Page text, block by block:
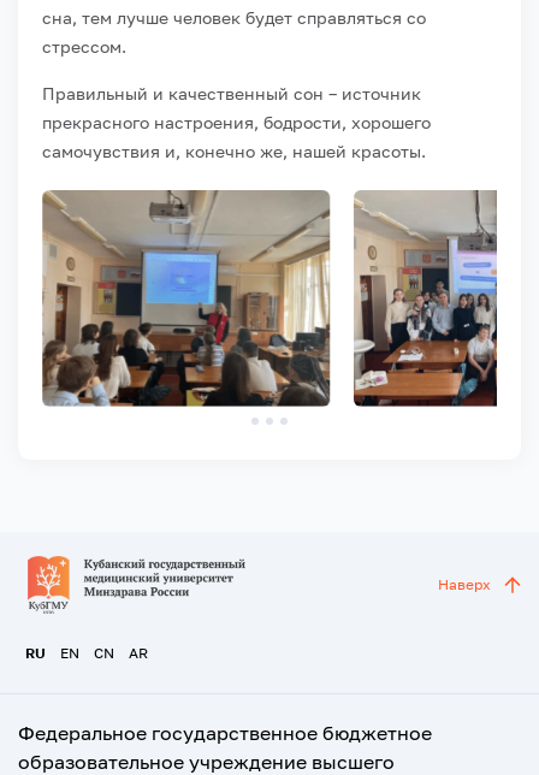
сна, тем лучше человек будет справляться со
стрессом.
Правильный и качественный сон – источник
прекрасного настроения, бодрости, хорошего
самочувствия и, конечно же, нашей красоты.
RU EN CN AR
Наверх
Федеральное государственное бюджетное
образовательное учреждение высшего